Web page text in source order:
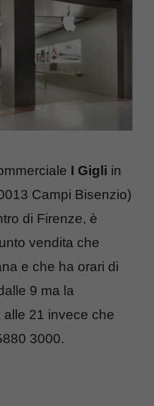
I Gigli in
Campi Bisenzio)
di Firenze, è
vendita che
e che ha orari di
9 ma la
21 invece che
3000.